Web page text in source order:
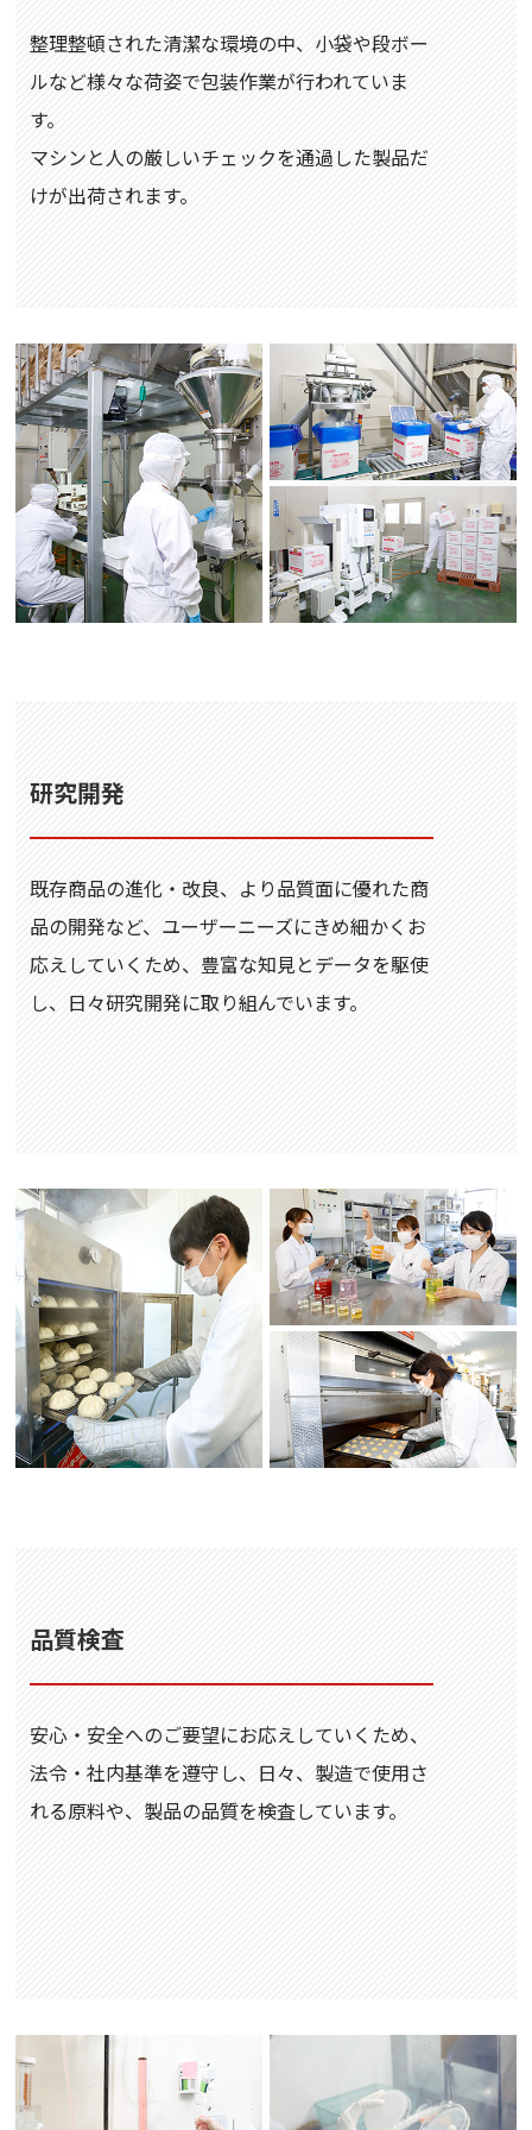
整理整頓された清潔な環境の中、小袋や段ボー
ルなど様々な荷姿で包装作業が行われていま
す。
マシンと人の厳しいチェックを通過した製品だ
けが出荷されます。
研究開発
既存商品の進化・改良、より品質面に優れた商
品の開発など、ユーザーニーズにきめ細かくお
応えしていくため、豊富な知見とデータを駆使
し、日々研究開発に取り組んでいます。
品質検査
安心・安全へのご要望にお応えしていくため、
法令・社内基準を遵守し、日々、製造で使用さ
れる原料や、製品の品質を検査しています。